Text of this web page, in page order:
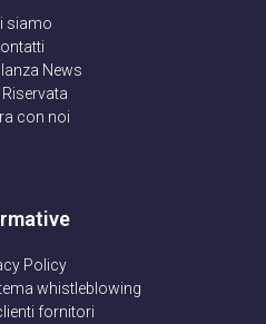
siamo
News
con noi
Policy
whistleblowing
fornitori